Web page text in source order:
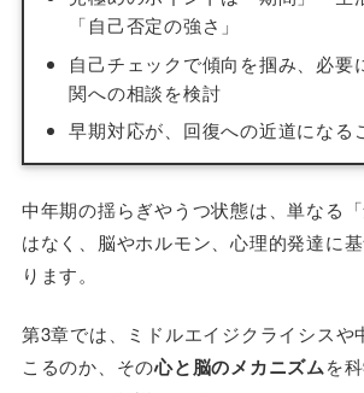
「自己否定の強さ」
自己チェックで傾向を掴み、必要
関への相談を検討
早期対応が、回復への近道になる
中年期の揺らぎやうつ状態は、単なる
はなく、脳やホルモン、心理的発達に
ります。
第3章では、ミドルエイジクライシスや
こるのか、その心と脳のメカニズムを